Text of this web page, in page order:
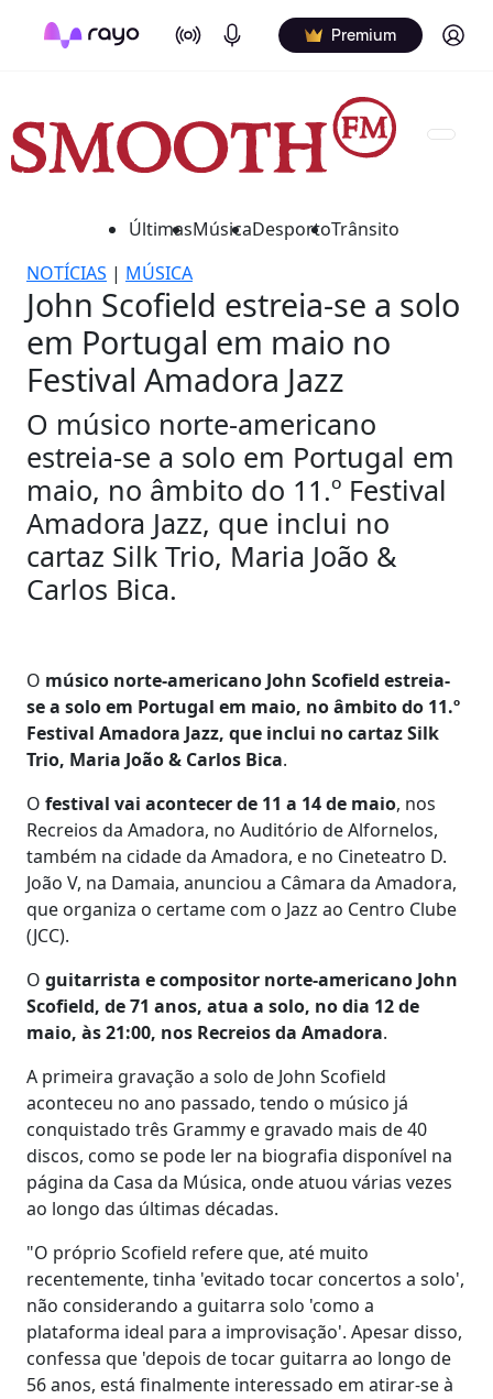
On Air Podcasts Premium Log in
ÚltimasMúsicaDesportoTrânsito
NOTÍCIAS | MÚSICA
John Scofield estreia-se a solo
em Portugal em maio no
Festival Amadora Jazz
O músico norte-americano
estreia-se a solo em Portugal em
maio, no âmbito do 11.º Festival
Amadora Jazz, que inclui no
cartaz Silk Trio, Maria João &
Carlos Bica.
O músico norte-americano John Scofield estreia-
se a solo em Portugal em maio, no âmbito do 11.º
Festival Amadora Jazz, que inclui no cartaz Silk
Trio, Maria João & Carlos Bica.
O festival vai acontecer de 11 a 14 de maio, nos
Recreios da Amadora, no Auditório de Alfornelos,
também na cidade da Amadora, e no Cineteatro D.
João V, na Damaia, anunciou a Câmara da Amadora,
que organiza o certame com o Jazz ao Centro Clube
(JCC).
O guitarrista e compositor norte-americano John
Scofield, de 71 anos, atua a solo, no dia 12 de
maio, às 21:00, nos Recreios da Amadora.
A primeira gravação a solo de John Scofield
aconteceu no ano passado, tendo o músico já
conquistado três Grammy e gravado mais de 40
discos, como se pode ler na biografia disponível na
página da Casa da Música, onde atuou várias vezes
ao longo das últimas décadas.
"O próprio Scofield refere que, até muito
recentemente, tinha 'evitado tocar concertos a solo',
não considerando a guitarra solo 'como a
plataforma ideal para a improvisação'. Apesar disso,
confessa que 'depois de tocar guitarra ao longo de
56 anos, está finalmente interessado em atirar-se à